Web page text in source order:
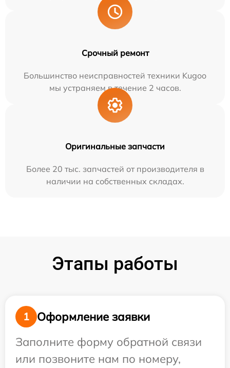
Срочный ремонт
Большинство неисправностей техники Kugoo
мы устраняем в течение 2 часов.
Оригинальные запчасти
Более 20 тыс. запчастей от производителя в
наличии на собственных складах.
Этапы работы
1
Оформление заявки
Заполните форму обратной связи
или позвоните нам по номеру,